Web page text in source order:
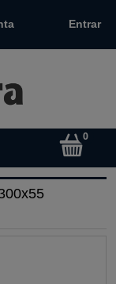
Entrar